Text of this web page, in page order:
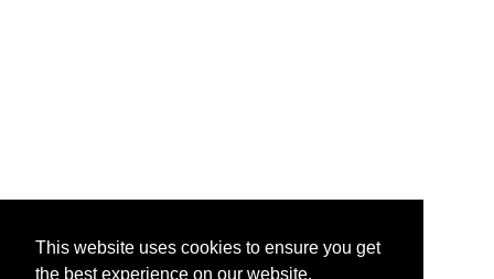
This website uses cookies to ensure you get
the best experience on our website.